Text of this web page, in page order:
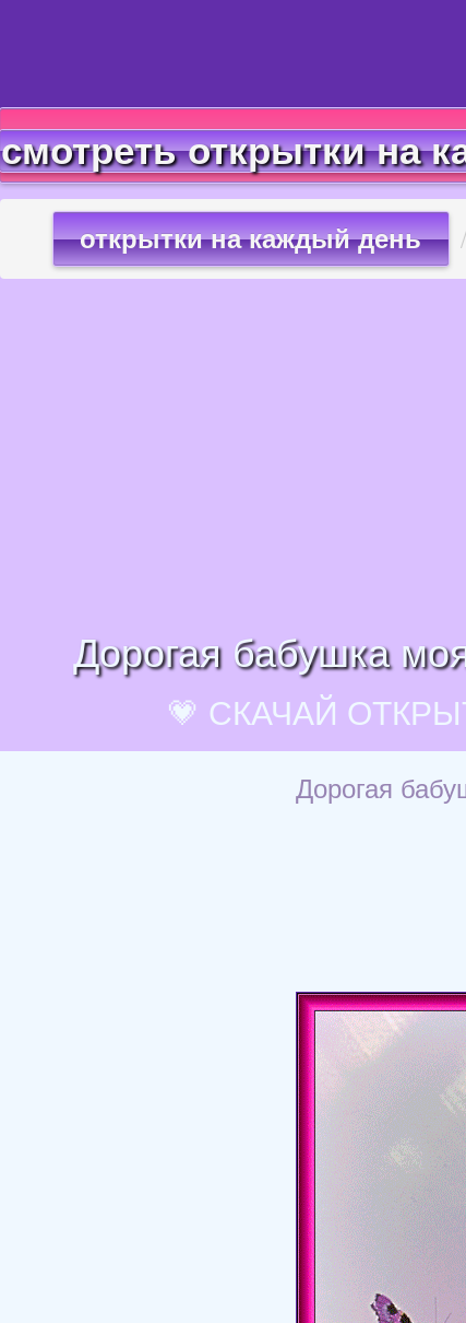
смотреть открытки на
открытки на каждый день
Дорогая бабушка
💗 СКАЧАЙ
Дорогая